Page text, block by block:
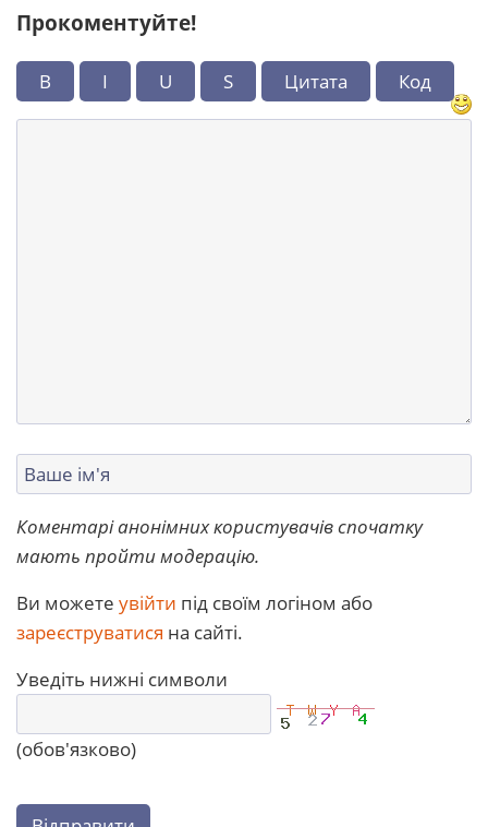
Прокоментуйте!
B I U S Цитата Код
Коментарі анонімних користувачів спочатку
мають пройти модерацію.
Ви можете увійти під своїм логіном або
зареєструватися на сайті.
Уведіть нижні символи
(обов'язково)